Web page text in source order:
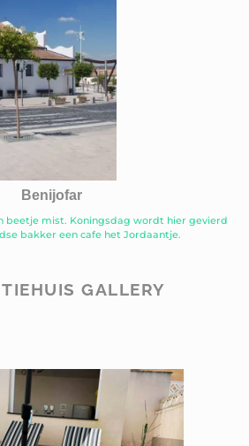
Benijofar
beetje mist. Koningsdag wordt hier gevierd
bakker een cafe het Jordaantje.
GALLERY